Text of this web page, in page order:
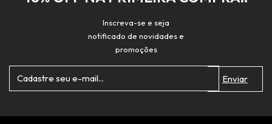
Inscreva-se e seja
notificado de novidades e
promoções